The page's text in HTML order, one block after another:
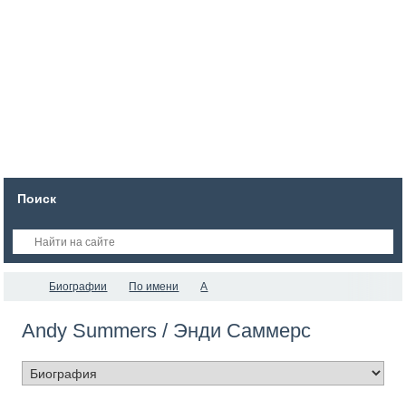
Поиск
Биографии По имени A
Andy Summers / Энди Саммерс